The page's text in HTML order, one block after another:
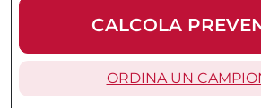
CALCOLA
ORDINA UN